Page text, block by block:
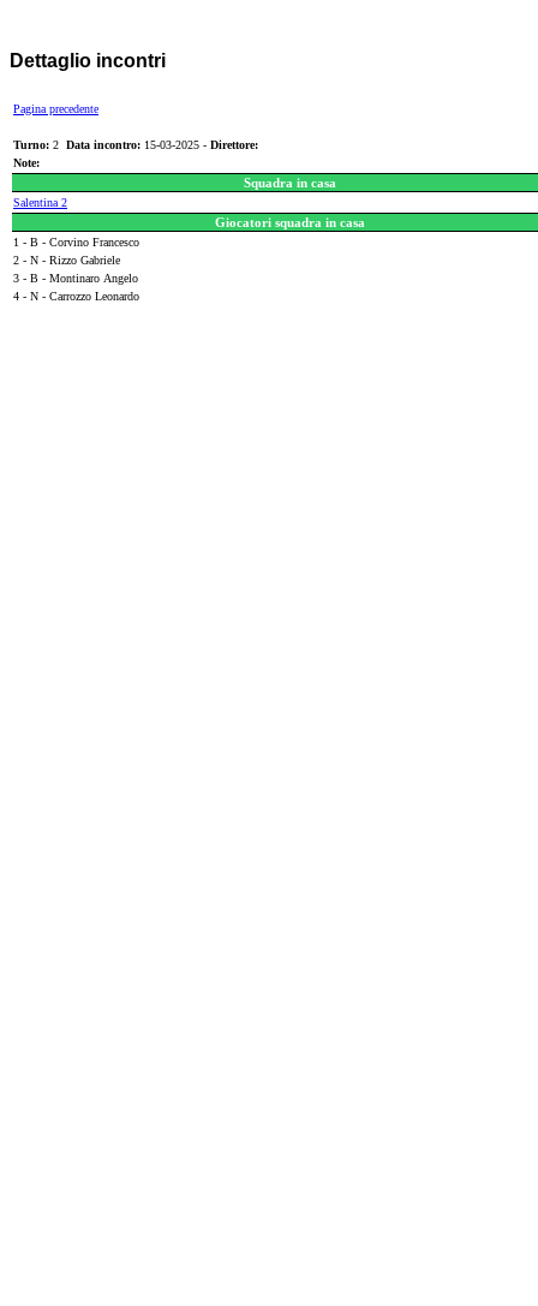
Dettaglio incontri
Pagina precedente
Turno: 2 Data incontro: 15-03-2025 - Direttore:
Note:
Squadra in casa
Salentina 2
Giocatori squadra in casa
1 - B - Corvino Francesco
2 - N - Rizzo Gabriele
3 - B - Montinaro Angelo
4 - N - Carrozzo Leonardo